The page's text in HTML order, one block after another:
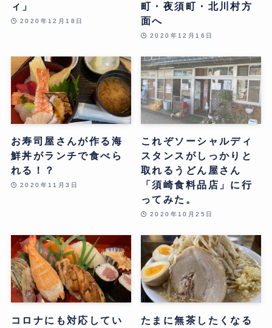
ィ」
2020年12月18日
町・夜須町・北川村方
面へ
2020年12月16日
お寿司屋さんが作る海
鮮丼がランチで食べら
れる！？
2020年11月3日
これぞソーシャルディ
スタンスがしっかりと
取れるうどん屋さん
「須崎食料品店」に行
ってみた。
2020年10月25日
コロナにも対応してい
たまに無茶したくなる